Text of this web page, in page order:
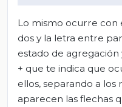
Lo mismo ocurre con
dos y la letra entre
estado de agregación
+ que te indica que
ellos, separando a
aparecen las flechas